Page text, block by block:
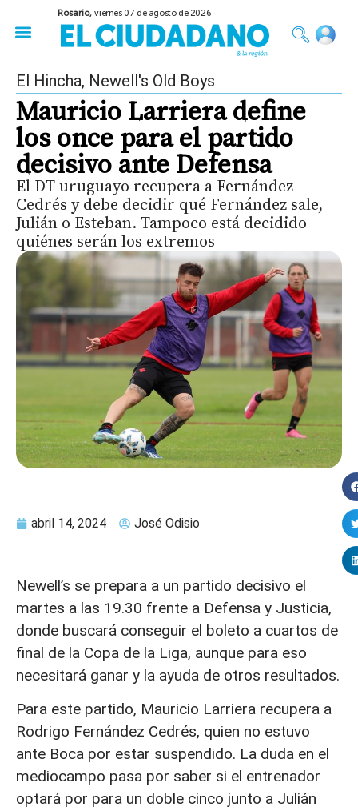
Rosario,viernes 07 de agosto de 2026
El Hincha, Newell's Old Boys
Mauricio Larriera define
los once para el partido
decisivo ante Defensa
El DT uruguayo recupera a Fernández
Cedrés y debe decidir qué Fernández sale,
Julián o Esteban. Tampoco está decidido
quiénes serán los extremos
abril 14, 2024 José Odisio
Newell’s se prepara a un partido decisivo el
martes a las 19.30 frente a Defensa y Justicia,
donde buscará conseguir el boleto a cuartos de
final de la Copa de la Liga, aunque para eso
necesitará ganar y la ayuda de otros resultados.
Para este partido, Mauricio Larriera recupera a
Rodrigo Fernández Cedrés, quien no estuvo
ante Boca por estar suspendido. La duda en el
mediocampo pasa por saber si el entrenador
optará por para un doble cinco junto a Julián